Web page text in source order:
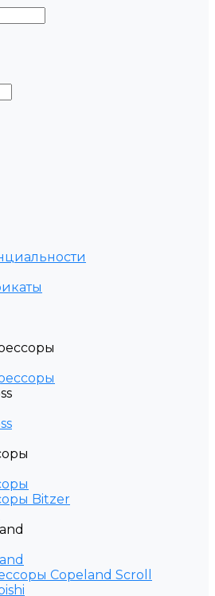
Bitzer
Copeland Scroll